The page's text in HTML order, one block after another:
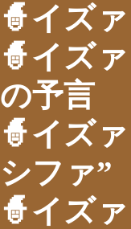
🧙イズ
🧙イズ
の予言
🧙イズ
シファ”
🧙イズ